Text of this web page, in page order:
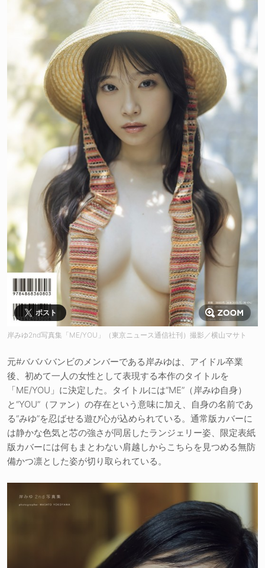
ポスト
岸みゆ2nd写真集「ME/YOU」（東京ニュース通信社刊）撮影／横山マサト
元#ババババンビのメンバーである岸みゆは、アイドル卒業
後、初めて一人の女性として表現する本作のタイトルを
「ME/YOU」に決定した。タイトルには“ME”（岸みゆ自身）
と“YOU”（ファン）の存在という意味に加え、自身の名前であ
る“みゆ”を忍ばせる遊び心が込められている。通常版カバーに
は静かな色気と芯の強さが同居したランジェリー姿、限定表紙
版カバーには何もまとわない肩越しからこちらを見つめる無防
備かつ凛とした姿が切り取られている。